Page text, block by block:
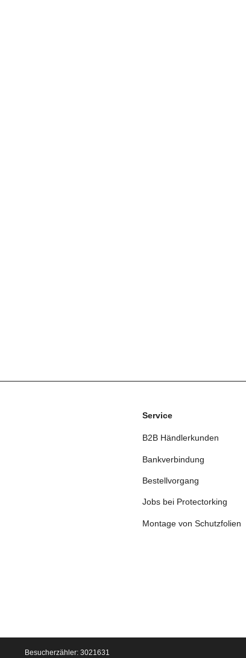
Service
B2B Händlerkunden
Bankverbindung
Bestellvorgang
Jobs bei Protectorking
Montage von Schutzfolien
Besucherzähler: 3021631